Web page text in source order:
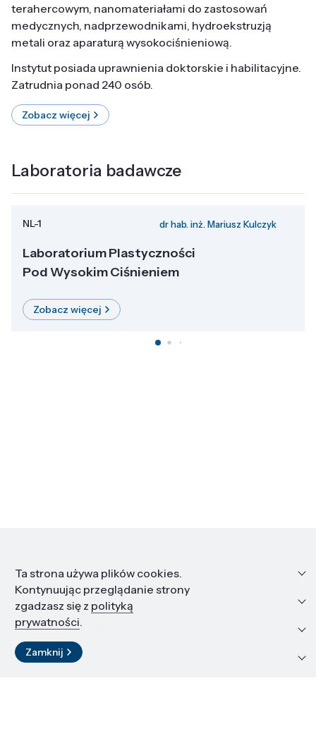
terahercowym, nanomateriałami do zastosowań
medycznych, nadprzewodnikami, hydroekstruzją
metali oraz aparaturą wysokociśnieniową.
Instytut posiada uprawnienia doktorskie i habilitacyjne.
Zatrudnia ponad 240 osób.
Zobacz więcej
Laboratoria badawcze
NL-1 dr hab. inż. Mariusz Kulczyk
Laboratorium Plastyczności
Pod Wysokim Ciśnieniem
Zobacz więcej
Informacje
Edukacja i kariera
Zasoby i materiały
Kontakt
Ta strona używa plików cookies.
Kontynuując przeglądanie strony
zgadzasz się z polityką
prywatności.
Zamknij